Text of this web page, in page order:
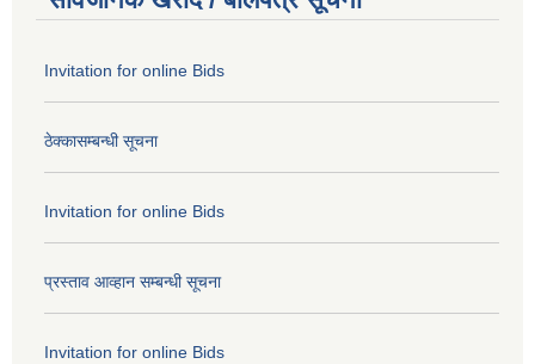
Invitation for online Bids
ठेक्कासम्बन्धी सूचना
Invitation for online Bids
प्रस्ताव आव्हान सम्बन्धी सूचना
Invitation for online Bids